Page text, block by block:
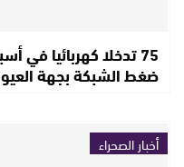
75 تدخلا كهربائيا
ضغط الشبكة بجهة
أخبار الصحراء